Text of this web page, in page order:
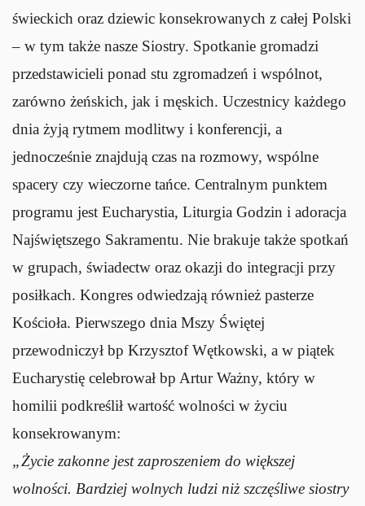
świeckich oraz dziewic konsekrowanych z całej Polski
– w tym także nasze Siostry. Spotkanie gromadzi
przedstawicieli ponad stu zgromadzeń i wspólnot,
zarówno żeńskich, jak i męskich. Uczestnicy każdego
dnia żyją rytmem modlitwy i konferencji, a
jednocześnie znajdują czas na rozmowy, wspólne
spacery czy wieczorne tańce. Centralnym punktem
programu jest Eucharystia, Liturgia Godzin i adoracja
Najświętszego Sakramentu. Nie brakuje także spotkań
w grupach, świadectw oraz okazji do integracji przy
posiłkach. Kongres odwiedzają również pasterze
Kościoła. Pierwszego dnia Mszy Świętej
przewodniczył bp Krzysztof Wętkowski, a w piątek
Eucharystię celebrował bp Artur Ważny, który w
homilii podkreślił wartość wolności w życiu
konsekrowanym:
„Życie zakonne jest zaproszeniem do większej
wolności. Bardziej wolnych ludzi niż szczęśliwe siostry